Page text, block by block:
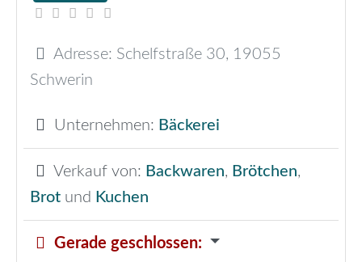
Adresse: Schelfstraße 30, 19055
Schwerin
Unternehmen: Bäckerei
Verkauf von: Backwaren, Brötchen,
Brot und Kuchen
Gerade geschlossen: